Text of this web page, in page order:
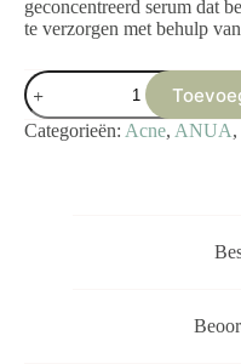
geconcentreerd serum dat
te verzorgen met behulp
Anua
-
Heartleaf
80%
Categorieën: Acne, ANUA,